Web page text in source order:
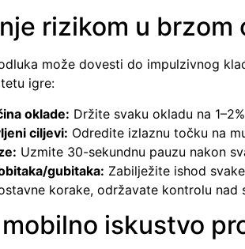
rizikom u brzom
može dovesti do impulzivnog
igre:
oklade: Držite svaku okladu na
ciljevi: Odredite izlaznu točku na
Uzmite 30-sekundnu pauzu nakon
gubitaka: Zabilježite ishod
korake, održavate kontrolu
iskustvo